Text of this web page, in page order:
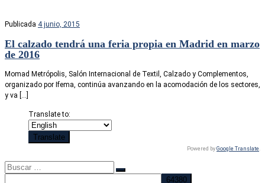
Publicada 4 junio, 2015
El calzado tendrá una feria propia en Madrid en marzo
de 2016
Momad Metrópolis, Salón Internacional de Textil, Calzado y Complementos,
organizado por Ifema, continúa avanzando en la acomodación de los sectores,
y va […]
Translate to:
Powered by Google Translate
Buscar
Buscar